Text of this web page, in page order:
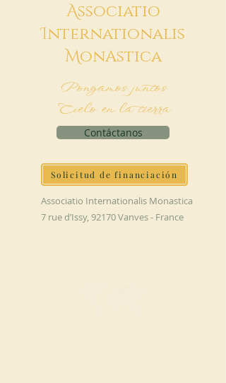
Associatio
Internationalis
MonAstica
Pongamos juntos
Cielo en la tierra
Contáctanos
Solicitud de financiación
Associatio Internationalis Monastica
7 rue d’Issy, 92170 Vanves - France